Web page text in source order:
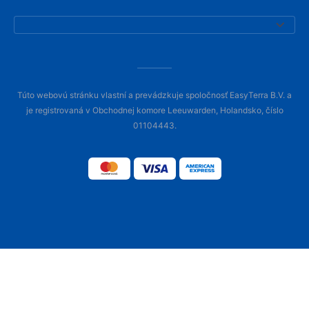
Túto webovú stránku vlastní a prevádzkuje spoločnosť EasyTerra B.V. a
je registrovaná v Obchodnej komore Leeuwarden, Holandsko, číslo
01104443.